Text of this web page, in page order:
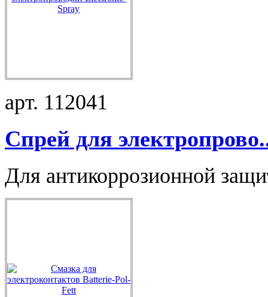
арт. 112041
Спрей для
Для антикоррозионной